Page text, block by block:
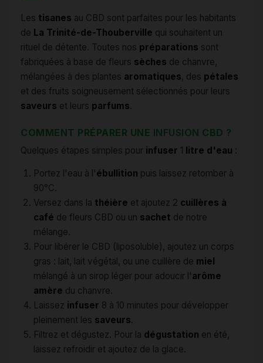
Les tisanes au CBD sont parfaites pour les habitants
de La Trinité-de-Thouberville qui souhaitent un
rituel de détente. Toutes nos préparations sont
fabriquées à base de fleurs sèches de chanvre,
mélangées à des plantes aromatiques, des pétales
et des fruits soigneusement sélectionnés pour leurs
saveurs et leurs parfums.
COMMENT PRÉPARER UNE INFUSION CBD ?
Quelques étapes simples pour infuser 1 litre d'eau :
Portez l'eau à l'ébullition puis laissez retomber à
90°C.
Versez dans la théière et ajoutez 2 cuillères à
café de fleurs CBD ou un sachet de notre
mélange.
Pour libérer le CBD (liposoluble), ajoutez un corps
gras : lait, lait végétal, ou une cuillère de miel
mélangé à un sirop léger pour adoucir l'arôme
amère du chanvre.
Laissez infuser 8 à 10 minutes pour développer
pleinement les saveurs.
Filtrez et dégustez. Pour la dégustation en été,
laissez refroidir et ajoutez de la glace.